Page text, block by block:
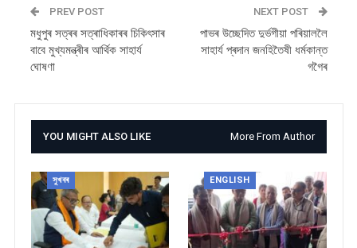
PREV POST
মধুপুৰ সত্ৰৰ সত্ৰাধিকাৰৰ চিকিৎসাৰ
বাবে মুখ্যমন্ত্ৰীৰ আৰ্থিক সাহাৰ্য
ঘোষণা
NEXT POST
পাভৰ উচ্ছেদিত দুৰ্ভগীয়া পৰিয়াললৈ
সাহাৰ্য প্ৰদান জনহিতৈষী ধৰ্মকান্ত
গগৈৰ
YOU MIGHT ALSO LIKE More From Author
সুখবৰ ENGLISH